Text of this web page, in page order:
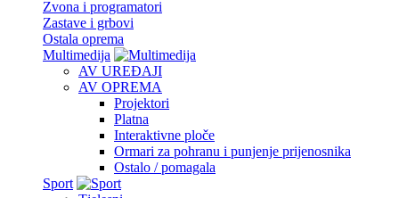
Zvona i programatori
Zastave i grbovi
Ostala oprema
Multimedija
AV UREĐAJI
AV OPREMA
Projektori
Platna
Interaktivne ploče
Ormari za pohranu i punjenje prijenosnika
Ostalo / pomagala
Sport